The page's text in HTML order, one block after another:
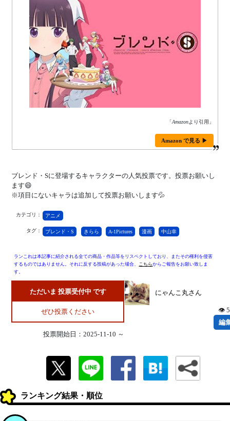
「Amazonより引用」
Amazon で見る ▶
ブレンド・Sに登場するキャラクターの人気投票です。投票お願いし
ます😄
※項目にないキャラは追加して投票お願いします💦
カテゴリ： アニメ
タグ： ブレンド・S きらら A-1Pictures 漫画 中山幸
ランこれは本記事に紹介される全ての商品・作品等をリスペクトしており、またその権利を侵害
するものではありません。それに反する投稿があった場合、 こちらからご報告をお願い致しま
す。
ただいま 投票受付中 です
ぜひ投票ください
投票開始日：2025-11-10 ～
にゃんこ丸さん
👁
編
ランキング結果・順位